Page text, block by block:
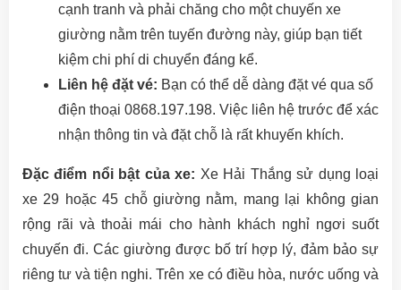
cạnh tranh và phải chăng cho một chuyến xe
giường nằm trên tuyến đường này, giúp bạn tiết
kiệm chi phí di chuyển đáng kể.
Liên hệ đặt vé: Bạn có thể dễ dàng đặt vé qua số
điện thoại 0868.197.198. Việc liên hệ trước để xác
nhận thông tin và đặt chỗ là rất khuyến khích.
Đặc điểm nổi bật của xe: Xe Hải Thắng sử dụng loại
xe 29 hoặc 45 chỗ giường nằm, mang lại không gian
rộng rãi và thoải mái cho hành khách nghỉ ngơi suốt
chuyến đi. Các giường được bố trí hợp lý, đảm bảo sự
riêng tư và tiện nghi. Trên xe có điều hòa, nước uống và